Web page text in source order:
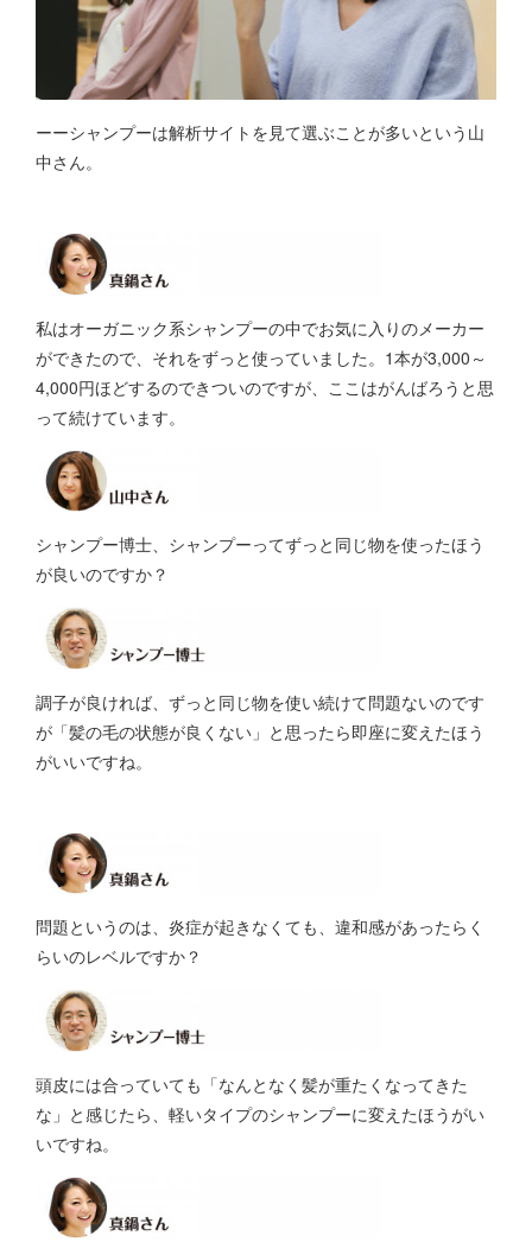
ーーシャンプーは解析サイトを見て選ぶことが多いという山
中さん。
私はオーガニック系シャンプーの中でお気に入りのメーカー
ができたので、それをずっと使っていました。1本が3,000～
4,000円ほどするのできついのですが、ここはがんばろうと思
って続けています。
シャンプー博士、シャンプーってずっと同じ物を使ったほう
が良いのですか？
調子が良ければ、ずっと同じ物を使い続けて問題ないのです
が「髪の毛の状態が良くない」と思ったら即座に変えたほう
がいいですね。
問題というのは、炎症が起きなくても、違和感があったらく
らいのレベルですか？
頭皮には合っていても「なんとなく髪が重たくなってきた
な」と感じたら、軽いタイプのシャンプーに変えたほうがい
いですね。